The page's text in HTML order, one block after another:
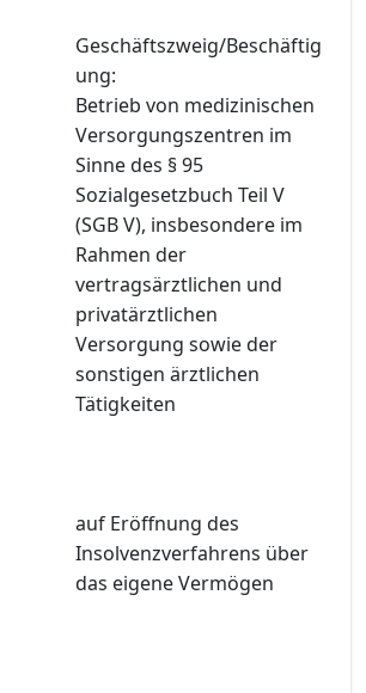
Geschäftszweig/Beschäftig
ung:
Betrieb von medizinischen
Versorgungszentren im
Sinne des § 95
Sozialgesetzbuch Teil V
(SGB V), insbesondere im
Rahmen der
vertragsärztlichen und
privatärztlichen
Versorgung sowie der
sonstigen ärztlichen
Tätigkeiten
auf Eröffnung des
Insolvenzverfahrens über
das eigene Vermögen